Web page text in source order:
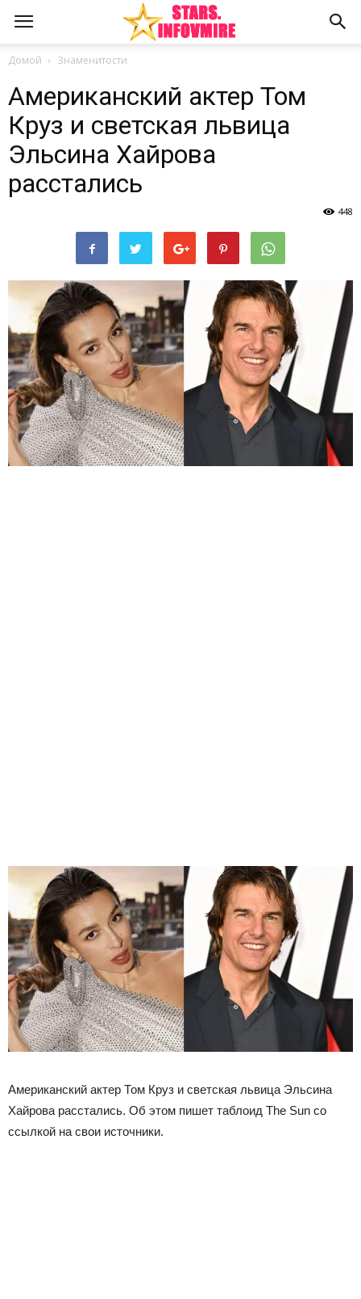
Домой Знаменитости
Американский актер Том
Круз и светская львица
Эльсина Хайрова
расстались
448
Американский актер Том Круз и светская львица Эльсина
Хайрова расстались. Об этом пишет таблоид The Sun со
ссылкой на свои источники.